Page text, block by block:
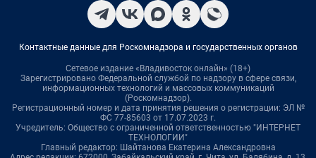
Контактные данные для Роскомнадзора и государственных органов
Сетевое издание «Владивосток онлайн» (18+)
Зарегистрировано Федеральной службой по надзору в сфере связи,
информационных технологий и массовых коммуникаций
(Роскомнадзор).
Регистрационный номер и дата принятия решения о регистрации: ЭЛ №
ФС 77-85603 от 17.07.2023 г.
Учредитель: Общество с ограниченной ответственностью "ИНТЕРНЕТ
ТЕХНОЛОГИИ"
Главный редактор: Шайтанова Екатерина Александровна